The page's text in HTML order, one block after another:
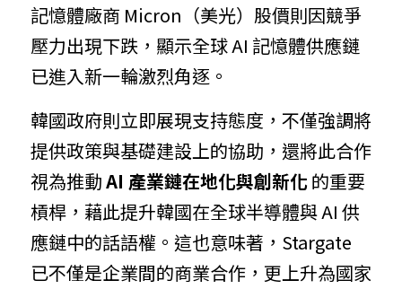
記憶體廠商 Micron（美光）股價則因競爭
壓力出現下跌，顯示全球 AI 記憶體供應鏈
已進入新一輪激烈角逐。
韓國政府則立即展現支持態度，不僅強調將
提供政策與基礎建設上的協助，還將此合作
視為推動 AI 產業鏈在地化與創新化 的重要
槓桿，藉此提升韓國在全球半導體與 AI 供
應鏈中的話語權。這也意味著，Stargate
已不僅是企業間的商業合作，更上升為國家